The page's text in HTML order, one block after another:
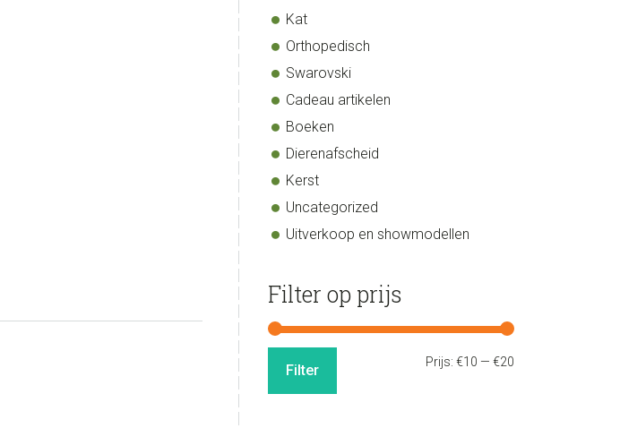
Kat
Orthopedisch
Swarovski
Cadeau artikelen
Boeken
Dierenafscheid
Kerst
Uncategorized
Uitverkoop en showmodellen
Filter op prijs
Filter Prijs: €10 — €20